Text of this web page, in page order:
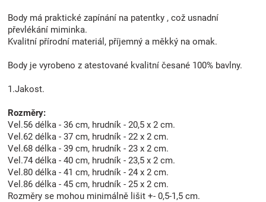
Body má praktické zapínání na patentky , což usnadní
převlékání miminka.
Kvalitní přírodní materiál, příjemný a měkký na omak.
Body je vyrobeno z atestované kvalitní česané 100% bavlny.
1.Jakost.
Rozměry:
Vel.56 délka - 36 cm, hrudník - 20,5 x 2 cm.
Vel.62 délka - 37 cm, hrudník - 22 x 2 cm.
Vel.68 délka - 39 cm, hrudník - 23 x 2 cm.
Vel.74 délka - 40 cm, hrudník - 23,5 x 2 cm.
Vel.80 délka - 41 cm, hrudník - 24 x 2 cm.
Vel.86 délka - 45 cm, hrudník - 25 x 2 cm.
Rozměry se mohou minimálně lišit +- 0,5-1,5 cm.